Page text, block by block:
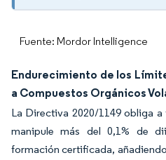
Fuente: Mordor Intelligence
Endurecimiento de los
a Compuestos Orgánicos
La Directiva 2020/1149 obliga
manipule más del 0,1% de
formación certificada,